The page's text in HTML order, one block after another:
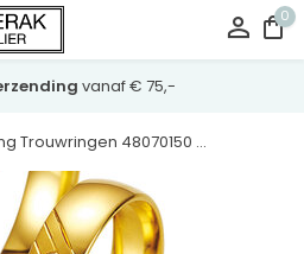
0
vanaf € 75,-
Trouwringen 48070150 ...